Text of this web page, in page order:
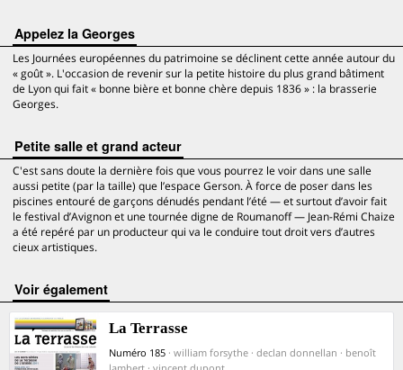
Appelez la Georges
Les Journées européennes du patrimoine se déclinent cette année autour du
« goût ». L'occasion de revenir sur la petite histoire du plus grand bâtiment
de Lyon qui fait « bonne bière et bonne chère depuis 1836 » : la brasserie
Georges.
Petite salle et grand acteur
C'est sans doute la dernière fois que vous pourrez le voir dans une salle
aussi petite (par la taille) que l’espace Gerson. À force de poser dans les
piscines entouré de garçons dénudés pendant l’été — et surtout d’avoir fait
le festival d’Avignon et une tournée digne de Roumanoff — Jean-Rémi Chaize
a été repéré par un producteur qui va le conduire tout droit vers d’autres
cieux artistiques.
voir également
La Terrasse
Numéro 185 · william forsythe · declan donnellan · benoît